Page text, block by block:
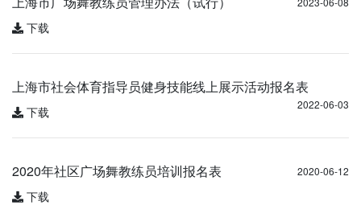
下载
上海市社会体育指导员健身技能线上展示活动报名表
2022-06-03
下载
2020年社区广场舞教练员培训报名表 2020-06-12
下载